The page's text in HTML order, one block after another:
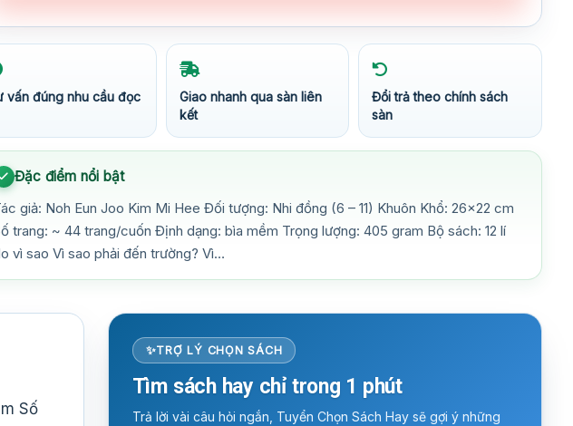
vấn đúng nhu cầu đọc
Giao nhanh qua sàn liên
kết
Đổi trả theo chính sách
sàn
Đặc điểm nổi bật
giả: Noh Eun Joo Kim Mi Hee Đối tượng: Nhi đồng (6 – 11) Khuôn Khổ: 26×22 cm
trang: ~ 44 trang/cuốn Định dạng: bìa mềm Trọng lượng: 405 gram Bộ sách: 12 lí
vì sao Vì sao phải đến trường? Vì…
Số
TRỢ LÝ CHỌN SÁCH
Tìm sách hay chỉ trong 1 phút
Trả lời vài câu hỏi ngắn, Tuyển Chọn Sách Hay sẽ gợi ý những